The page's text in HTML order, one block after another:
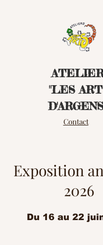
"LES ART
Contact
Exposition
2026
Du 16 au 22